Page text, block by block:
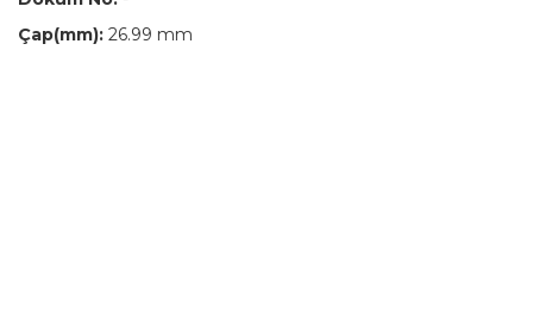
Çap(mm): 26.99 mm